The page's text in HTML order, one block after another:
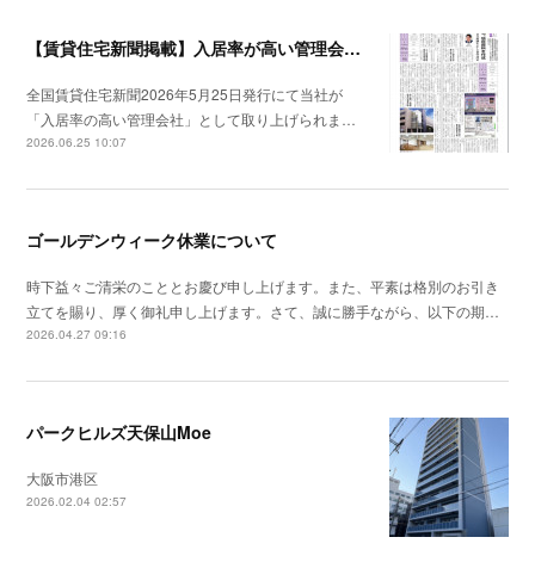
【賃貸住宅新聞掲載】入居率が高い管理会社特集
全国賃貸住宅新聞2026年5月25日発行にて当社が
「入居率の高い管理会社」として取り上げられま…
2026.06.25 10:07
ゴールデンウィーク休業について
時下益々ご清栄のこととお慶び申し上げます。また、平素は格別のお引き
立てを賜り、厚く御礼申し上げます。さて、誠に勝手ながら、以下の期…
2026.04.27 09:16
パークヒルズ天保山Moe
大阪市港区
2026.02.04 02:57